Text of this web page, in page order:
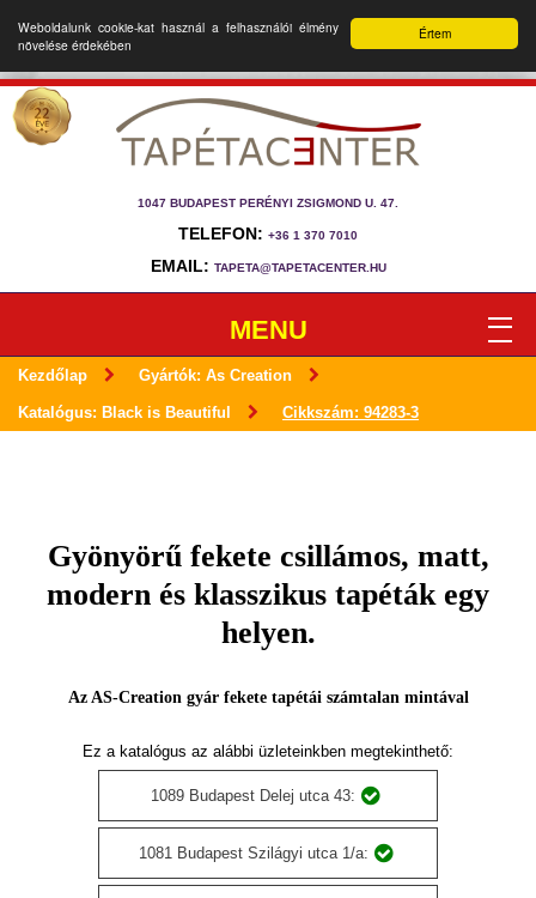
Értem
Weboldalunk cookie-kat használ a felhasználói élmény
növelése érdekében
1047 BUDAPEST PERÉNYI ZSIGMOND U. 47.
TELEFON: +36 1 370 7010
EMAIL: TAPETA@TAPETACENTER.HU
MENU
Kezdőlap Gyártók: As Creation
Katalógus: Black is Beautiful Cikkszám: 94283-3
Gyönyörű fekete csillámos, matt,
modern és klasszikus tapéták egy
helyen.
Az AS-Creation gyár fekete tapétái számtalan mintával
Ez a katalógus az alábbi üzleteinkben megtekinthető:
1089 Budapest Delej utca 43:
1081 Budapest Szilágyi utca 1/a: